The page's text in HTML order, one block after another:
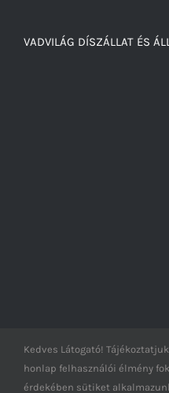
VADVILÁG DÍSZÁLLAT ÉS
© Vad-
Kedves Látogató!
honlap felhasználói élmény
érdekében sütiket